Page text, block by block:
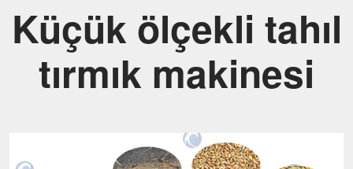
Küçük ölçekli tahıl
tırmık makinesi